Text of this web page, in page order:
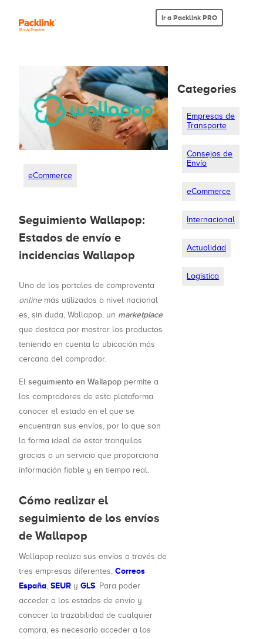
Ir a Packlink PRO
eCommerce
Seguimiento Wallapop:
Estados de envío e
incidencias Wallapop
Uno de los portales de compraventa
onlinemás utilizados a nivel nacional
es, sin duda, Wallapop, un marketplace
que destaca por mostrar los productos
teniendo en cuenta la ubicación más
cercana del comprador.
El seguimiento en Wallapop permite a
los compradores de esta plataforma
conocer el estado en el que se
encuentran sus envíos, por lo que son
la forma ideal de estar tranquilos
gracias a un servicio que proporciona
información fiable y en tiempo real.
Cómo realizar el
seguimiento de los envíos
de Wallapop
Wallapop realiza sus envíos a través de
tres empresas diferentes, Correos
España SEUR y GLS . Para poder
acceder a los estados de envío y
conocer la trazabilidad de cualquier
compra, es necesario acceder a los
Categories
Empresas de
Transporte
Consejos de
Envío
eCommerce
Internacional
Actualidad
Logística